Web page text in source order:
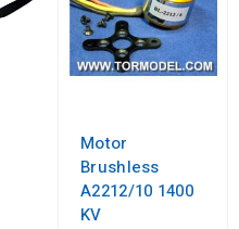
Motor
Brushless
A2212/10 1400
KV